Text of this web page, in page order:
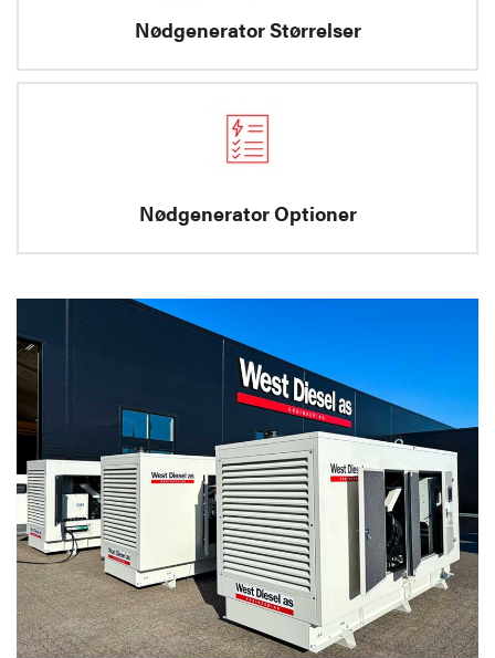
Nødgenerator Størrelser
Nødgenerator Optioner